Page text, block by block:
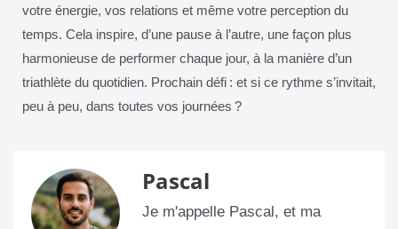
votre énergie, vos relations et même votre perception du
temps. Cela inspire, d’une pause à l’autre, une façon plus
harmonieuse de performer chaque jour, à la manière d’un
triathlète du quotidien. Prochain défi : et si ce rythme s’invitait,
peu à peu, dans toutes vos journées ?
Pascal
Je m'appelle Pascal, et ma